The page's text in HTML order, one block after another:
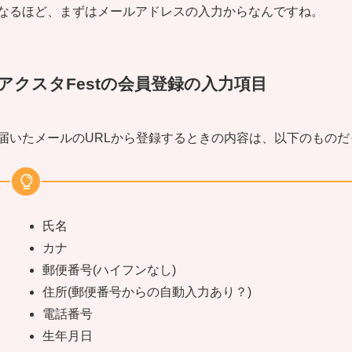
るほど、まずはメールアドレスの入力からなんですね。
クスタFestの会員登録の入力項目
いたメールのURLから登録するときの内容は、以下のもの
氏名
カナ
郵便番号(ハイフンなし)
住所(郵便番号からの自動入力あり？)
電話番号
生年月日